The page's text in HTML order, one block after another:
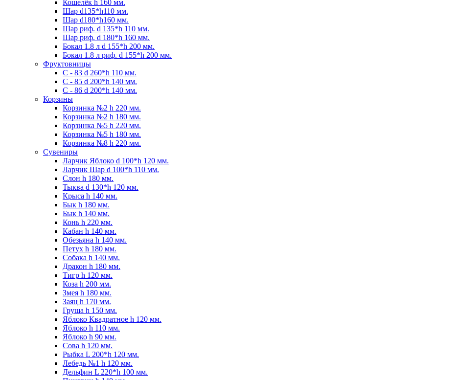
Кошелёк h 160 мм.
Шар d135*h110 мм.
Шар d180*h160 мм.
Шар риф. d 135*h 110 мм.
Шар риф. d 180*h 160 мм.
Бокал 1.8 л d 155*h 200 мм.
Бокал 1.8 л риф. d 155*h 200 мм.
Фруктовницы
С - 83 d 260*h 110 мм.
С - 85 d 200*h 140 мм.
С - 86 d 200*h 140 мм.
Корзины
Корзинка №2 h 220 мм.
Корзинка №2 h 180 мм.
Корзинка №5 h 220 мм.
Корзинка №5 h 180 мм.
Корзинка №8 h 220 мм.
Сувениры
Ларчик Яблоко d 100*h 120 мм.
Ларчик Шар d 100*h 110 мм.
Слон h 180 мм.
Тыква d 130*h 120 мм.
Крыса h 140 мм.
Бык h 180 мм.
Бык h 140 мм.
Конь h 220 мм.
Кабан h 140 мм.
Обезьяна h 140 мм.
Петух h 180 мм.
Собака h 140 мм.
Дракон h 180 мм.
Тигр h 120 мм.
Коза h 200 мм.
Змея h 180 мм.
Заяц h 170 мм.
Груша h 150 мм.
Яблоко Квадратное h 120 мм.
Яблоко h 110 мм.
Яблоко h 90 мм.
Сова h 120 мм.
Рыбка L 200*h 120 мм.
Лебедь №1 h 120 мм.
Дельфин L 220*h 100 мм.